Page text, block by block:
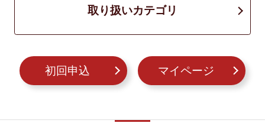
取り扱いカテゴリ
初回申込 マイページ